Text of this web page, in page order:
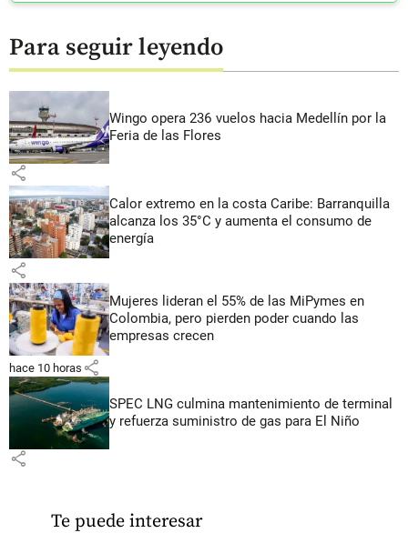
Para seguir leyendo
Wingo opera 236 vuelos hacia Medellín por la
Feria de las Flores
share
Calor extremo en la costa Caribe: Barranquilla
alcanza los 35°C y aumenta el consumo de
energía
share
Mujeres lideran el 55% de las MiPymes en
Colombia, pero pierden poder cuando las
empresas crecen
hace 10 horas share
SPEC LNG culmina mantenimiento de terminal
y refuerza suministro de gas para El Niño
share
Te puede interesar